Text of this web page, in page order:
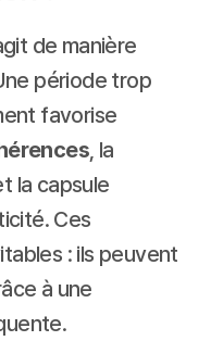
de manière
période trop
favorise
, la
la capsule
Ces
: ils peuvent
à une